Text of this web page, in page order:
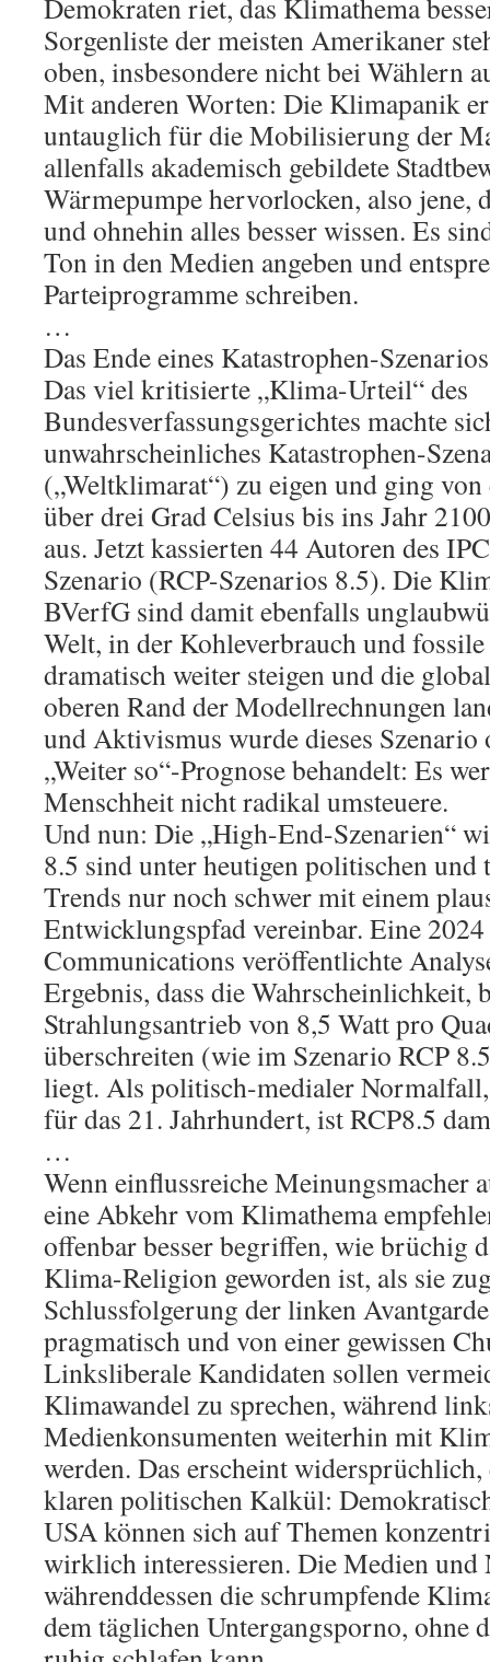
Demokraten riet, das Klimathema
Sorgenliste der meisten Amerikaner
oben, insbesondere nicht bei Wählern
Mit anderen Worten: Die Klimapanik
untauglich für die Mobilisierung der
allenfalls akademisch gebildete
Wärmepumpe hervorlocken, also jene,
und ohnehin alles besser wissen. Es
Ton in den Medien angeben und
Parteiprogramme schreiben.
…
Das Ende eines Katastrophen-Szenarios
Das viel kritisierte „Klima-Urteil“ des
Bundesverfassungsgerichtes machte
unwahrscheinliches Katastrophen-
(„Weltklimarat“) zu eigen und ging
über drei Grad Celsius bis ins Jahr
aus. Jetzt kassierten 44 Autoren des
Szenario (RCP-Szenarios 8.5). Die
BVerfG sind damit ebenfalls
Welt, in der Kohleverbrauch und
dramatisch weiter steigen und die
oberen Rand der Modellrechnungen
und Aktivismus wurde dieses
„Weiter so“-Prognose behandelt: Es
Menschheit nicht radikal umsteuere.
Und nun: Die „High-End-Szenarien“
8.5 sind unter heutigen politischen und
Trends nur noch schwer mit einem
Entwicklungspfad vereinbar. Eine
Communications veröffentlichte
Ergebnis, dass die Wahrscheinlichkeit,
Strahlungsantrieb von 8,5 Watt pro
überschreiten (wie im Szenario RCP
liegt. Als politisch-medialer
für das 21. Jahrhundert, ist RCP8.5
…
Wenn einflussreiche Meinungsmacher
eine Abkehr vom Klimathema
offenbar besser begriffen, wie brüchig
Klima-Religion geworden ist, als sie
Schlussfolgerung der linken
pragmatisch und von einer gewissen
Linksliberale Kandidaten sollen
Klimawandel zu sprechen, während
Medienkonsumenten weiterhin mit
werden. Das erscheint
klaren politischen Kalkül:
USA können sich auf Themen
wirklich interessieren. Die Medien und
währenddessen die schrumpfende
dem täglichen Untergangsporno, ohne